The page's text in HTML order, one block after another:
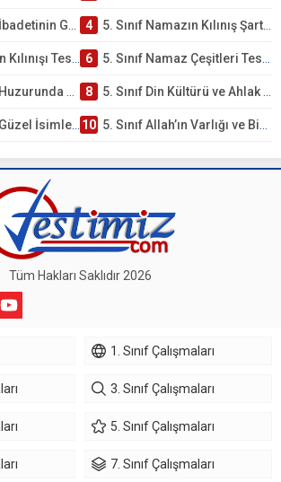
Faydalar Testi 4 5. Sınıf Namazın Kılınış Şartları Testi
Testi – Online Çöz 6 5. Sınıf Namaz Çeşitleri Testi – Online Çöz
– Namaz İbadeti Testi 8 5. Sınıf Din Kültürü ve Ahlak Bilgisi 1. Ünite: Allah İnancı Çalışmaları
Testi – Online Çöz 10 5. Sınıf Allah’ın Varlığı ve Birliği Testi – Online Çöz
Tüm Hakları Saklıdır 2026
1. Sınıf Çalışmaları
3. Sınıf Çalışmaları
5. Sınıf Çalışmaları
7. Sınıf Çalışmaları